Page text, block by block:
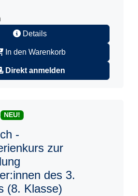
Details
In den Warenkorb
Direkt anmelden
NEU!
-
zur
des 3.
(8. Klasse)